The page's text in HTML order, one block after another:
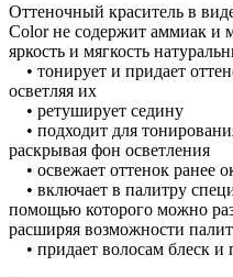
Оттеночный краситель в
Color не содержит аммиак и
яркость и мягкость
• тонирует и придает
осветляя их
• ретуширует седину
• подходит для
раскрывая фон осветления
• освежает оттенок ранее
• включает в палитру
помощью которого можно
расширяя возможности
• придает волосам блеск и